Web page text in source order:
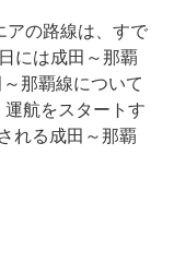
の路線は、すで
には成田～那覇
那覇線について
航をスタートす
れる成田～那覇